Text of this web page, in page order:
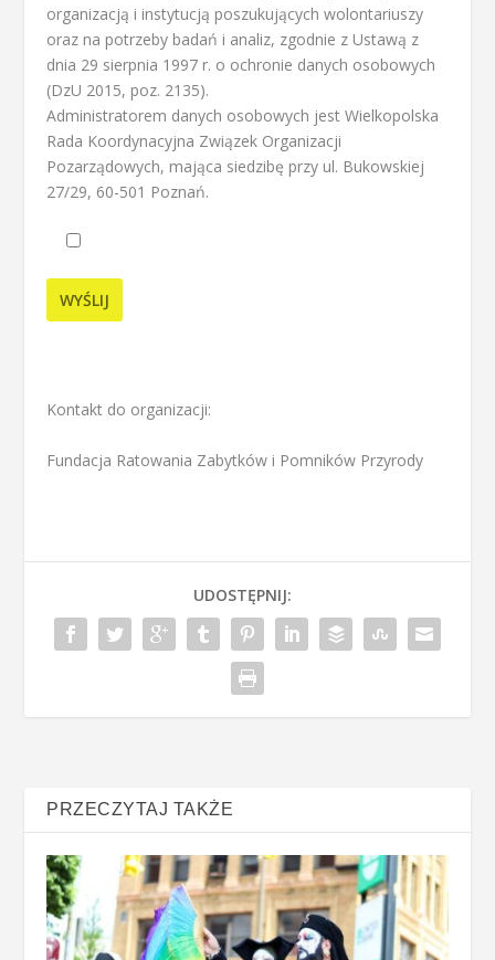
organizacją i instytucją poszukujących wolontariuszy
oraz na potrzeby badań i analiz, zgodnie z Ustawą z
dnia 29 sierpnia 1997 r. o ochronie danych osobowych
(DzU 2015, poz. 2135).
Administratorem danych osobowych jest Wielkopolska
Rada Koordynacyjna Związek Organizacji
Pozarządowych, mająca siedzibę przy ul. Bukowskiej
27/29, 60-501 Poznań.
Kontakt do organizacji:
Fundacja Ratowania Zabytków i Pomników Przyrody
UDOSTĘPNIJ:
PRZECZYTAJ TAKŻE